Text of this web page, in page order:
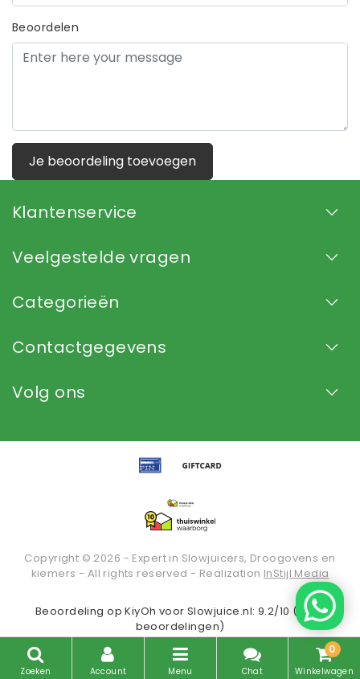
Beoordelen
Je beoordeling toevoegen
Klantenservice
Veelgestelde vragen
Categorieën
Contactgegevens
Volg ons
Copyright © 2026 - Expert in Slowjuicers, Droogovens en
kiemers - All rights reserved - Realization InStijl Media
Zoeken Account Menu Chat
0
Winkelwagen
Beoordeling opKiyOh voor Slowjuice.nl: 9.2/10 (2935
beoordelingen)